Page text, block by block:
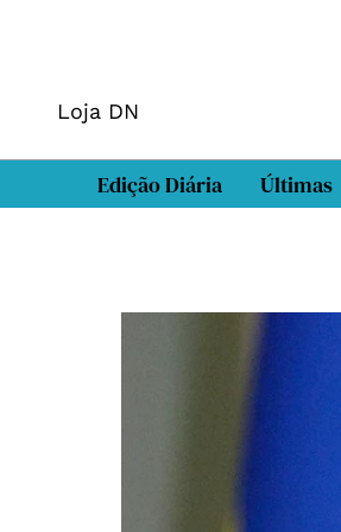
Loja DN
Edição Diária Últimas